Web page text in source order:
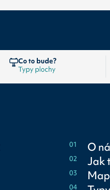
Co to bude?
01 O
02 Jak
03
04